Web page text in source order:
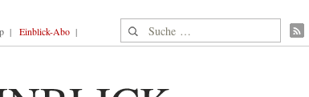
Einblick-Abo Suche nach: